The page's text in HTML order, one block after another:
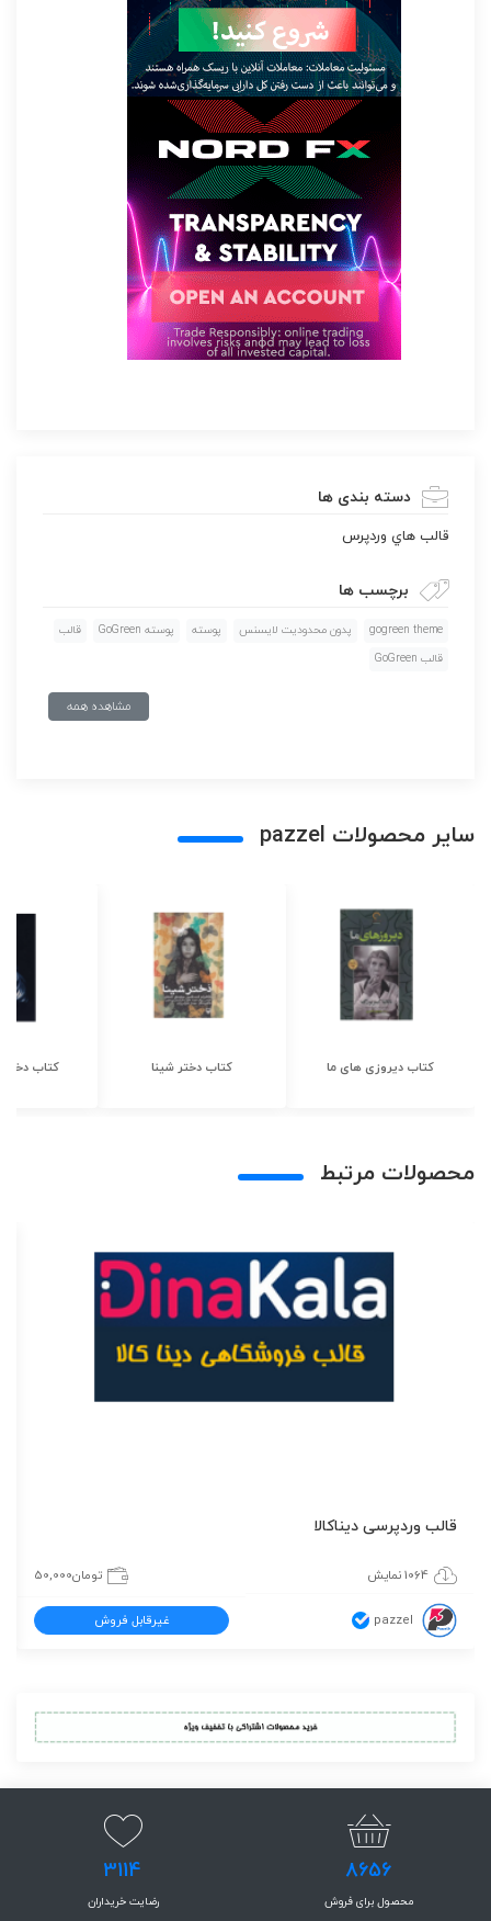
دسته بندی ها
قالب هاي وردپرس
برچسب ها
gogreen theme پدون محدوديت لايسنس پوسته پوسته GoGreen
قالب
قالب GoGreen
مشاهده همه
سایر محصولات pazzel
کتاب دیروزی های ما کتاب دختر شینا کتاب دختر
محصولات مرتبط
قالب وردپرسی دیناکالا
1064 نمایش تومان50,000
pazzel غیرقابل فروش
8656
محصول برای فروش
3114
رضایت خریداران